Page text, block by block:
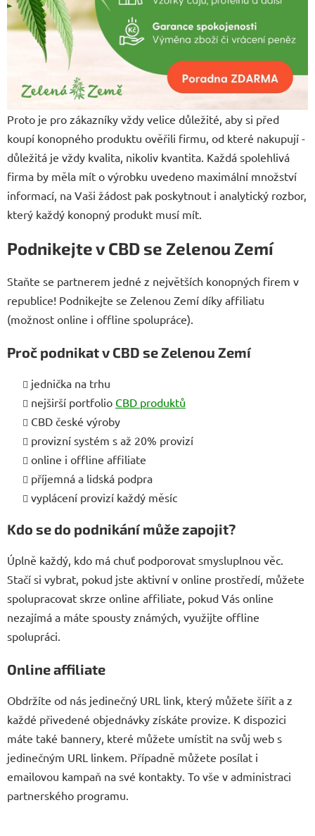
Proto je pro zákazníky vždy velice důležité, aby si před
koupí konopného produktu ověřili firmu, od které nakupují -
důležitá je vždy kvalita, nikoliv kvantita. Každá spolehlivá
firma by měla mít o výrobku uvedeno maximální množství
informací, na Vaši žádost pak poskytnout i analytický rozbor,
který každý konopný produkt musí mít.
Podnikejte v CBD se Zelenou Zemí
Staňte se partnerem jedné z největších konopných firem v
republice! Podnikejte se Zelenou Zemí díky affiliatu
(možnost online i offline spolupráce).
Proč podnikat v CBD se Zelenou Zemí
jednička na trhu
nejširší portfolio CBD produktů
CBD české výroby
provizní systém s až 20% provizí
online i offline affiliate
příjemná a lidská podpra
vyplácení provizí každý měsíc
Kdo se do podnikání může zapojit?
Úplně každý, kdo má chuť podporovat smysluplnou věc.
Stačí si vybrat, pokud jste aktivní v online prostředí, můžete
spolupracovat skrze online affiliate, pokud Vás online
nezajímá a máte spousty známých, využijte offline
spolupráci.
Online affiliate
Obdržíte od nás jedinečný URL link, který můžete šířit a z
každé přivedené objednávky získáte provize. K dispozici
máte také bannery, které můžete umístit na svůj web s
jedinečným URL linkem. Případně můžete posílat i
emailovou kampaň na své kontakty. To vše v administraci
partnerského programu.